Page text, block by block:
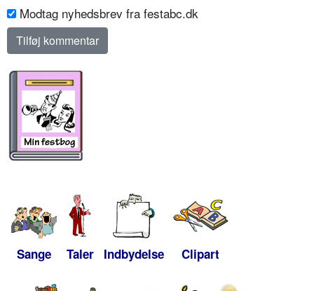
Modtag nyhedsbrev fra festabc.dk
Sange Taler Indbydelse Clipart